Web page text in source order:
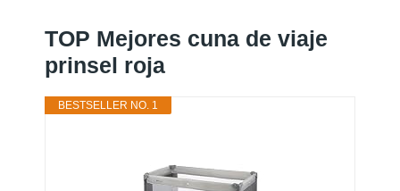
TOP Mejores cuna de viaje
prinsel roja
BESTSELLER NO. 1